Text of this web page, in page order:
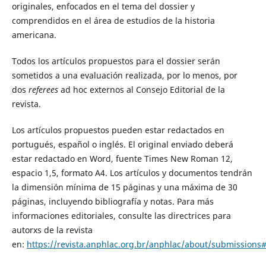
originales, enfocados en el tema del dossier y
comprendidos en el área de estudios de la historia
americana.
Todos los artículos propuestos para el dossier serán
sometidos a una evaluación realizada, por lo menos, por
dos refereesad hoc externos al Consejo Editorial de la
revista.
Los artículos propuestos pueden estar redactados en
portugués, español o inglés. El original enviado deberá
estar redactado en Word, fuente Times New Roman 12,
espacio 1,5, formato A4. Los artículos y documentos tendrán
la dimensión mínima de 15 páginas y una máxima de 30
páginas, incluyendo bibliografía y notas. Para más
informaciones editoriales, consulte las directrices para
autorxs de la revista
en: https://revista.anphlac.org.br/anphlac/about/